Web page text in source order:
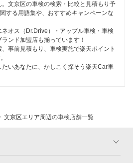
検」文京区の車検の検索・比較と見積もり予
する用語集や、おすすめキャンペーンな
オス（Dr.Drive）・アップル車検・車検
ンド加盟店も揃っています！
事前見積もり、車検実施で楽天ポイント
いあなたに、かしこく探そう楽天Car車
文京区エリア周辺の車検店舗一覧